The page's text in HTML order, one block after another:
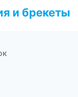
и брекеты